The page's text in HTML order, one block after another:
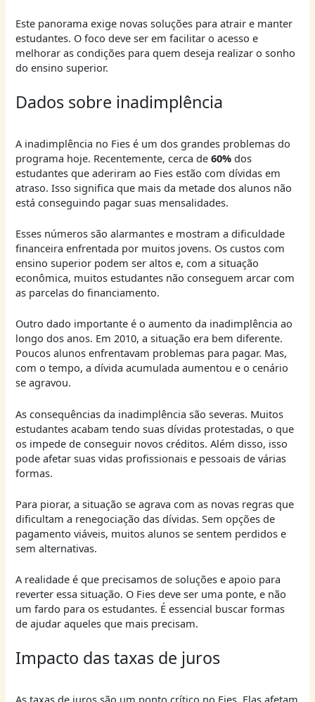
Este panorama exige novas soluções para atrair e manter
estudantes. O foco deve ser em facilitar o acesso e
melhorar as condições para quem deseja realizar o sonho
do ensino superior.
Dados sobre inadimplência
A inadimplência no Fies é um dos grandes problemas do
programa hoje. Recentemente, cerca de60% dos
estudantes que aderiram ao Fies estão com dívidas em
atraso. Isso significa que mais da metade dos alunos não
está conseguindo pagar suas mensalidades.
Esses números são alarmantes e mostram a dificuldade
financeira enfrentada por muitos jovens. Os custos com
ensino superior podem ser altos e, com a situação
econômica, muitos estudantes não conseguem arcar com
as parcelas do financiamento.
Outro dado importante é o aumento da inadimplência ao
longo dos anos. Em 2010, a situação era bem diferente.
Poucos alunos enfrentavam problemas para pagar. Mas,
com o tempo, a dívida acumulada aumentou e o cenário
se agravou.
As consequências da inadimplência são severas. Muitos
estudantes acabam tendo suas dívidas protestadas, o que
os impede de conseguir novos créditos. Além disso, isso
pode afetar suas vidas profissionais e pessoais de várias
formas.
Para piorar, a situação se agrava com as novas regras que
dificultam a renegociação das dívidas. Sem opções de
pagamento viáveis, muitos alunos se sentem perdidos e
sem alternativas.
A realidade é que precisamos de soluções e apoio para
reverter essa situação. O Fies deve ser uma ponte, e não
um fardo para os estudantes. É essencial buscar formas
de ajudar aqueles que mais precisam.
Impacto das taxas de juros
As taxas de juros são um ponto crítico no Fies. Elas afetam